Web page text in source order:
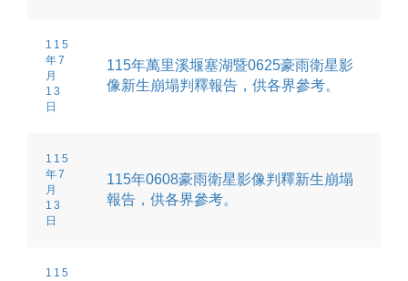
115
年7
月
13
日
115年萬里溪堰塞湖暨0625豪雨衛星影
像新生崩塌判釋報告，供各界參考。
115
年7
月
13
日
115年0608豪雨衛星影像判釋新生崩塌
報告，供各界參考。
115